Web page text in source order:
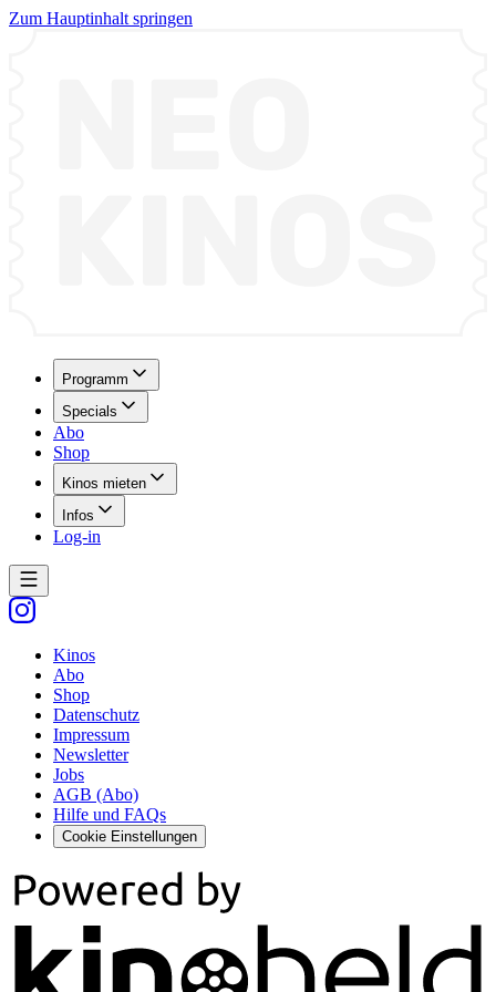
Zum Hauptinhalt springen
Programm
Specials
Abo
Shop
Kinos mieten
Infos
Log-in
Kinos
Abo
Shop
Datenschutz
Impressum
Newsletter
Jobs
AGB (Abo)
Hilfe und FAQs
Cookie Einstellungen